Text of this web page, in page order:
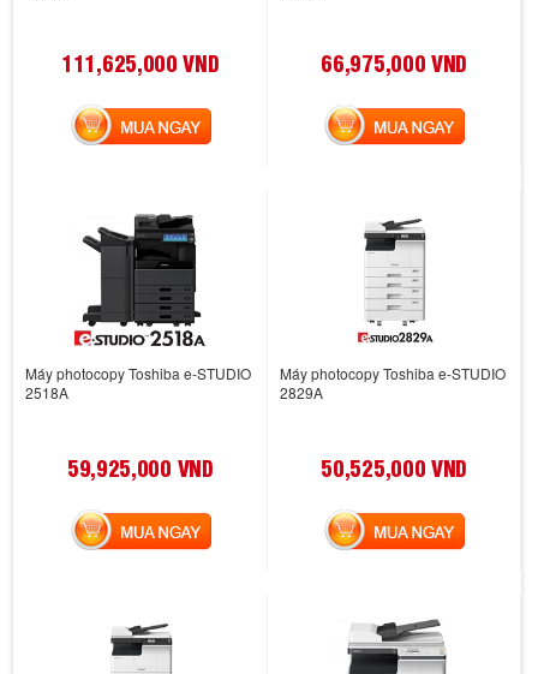
111,625,000 VND
MUA NGAY
66,975,000 VND
MUA NGAY
Máy photocopy Toshiba e-STUDIO
2518A
59,925,000 VND
MUA NGAY
Máy photocopy Toshiba e-STUDIO
2829A
50,525,000 VND
MUA NGAY